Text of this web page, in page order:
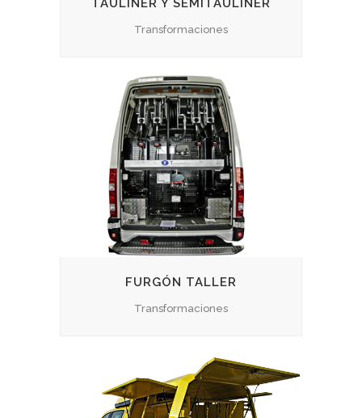
TAULINER Y SEMITAULINER
Transformaciones
FURGÓN TALLER
Transformaciones